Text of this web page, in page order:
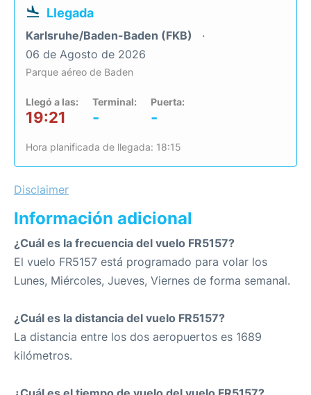
Llegada
Karlsruhe/Baden-Baden (FKB)
06 de Agosto de 2026
Parque aéreo de Baden
Llegó a las:
19:21
Terminal:
-
Puerta:
-
Hora planificada de llegada: 18:15
Disclaimer
Información adicional
¿Cuál es la frecuencia del vuelo FR5157?
El vuelo FR5157 está programado para volar los
Lunes, Miércoles, Jueves, Viernes de forma semanal.
¿Cuál es la distancia del vuelo FR5157?
La distancia entre los dos aeropuertos es 1689
kilómetros.